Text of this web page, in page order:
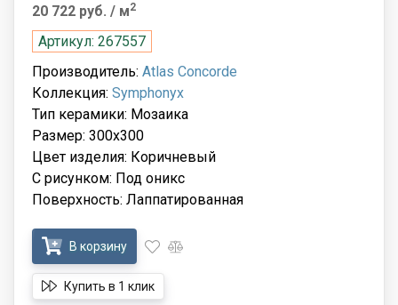
20 722 руб. / м2
Артикул: 267557
Производитель: Atlas Concorde
Коллекция: Symphonyx
Тип керамики: Мозаика
Размер: 300x300
Цвет изделия: Коричневый
С рисунком: Под оникс
Поверхность: Лаппатированная
В корзину
Купить в 1 клик